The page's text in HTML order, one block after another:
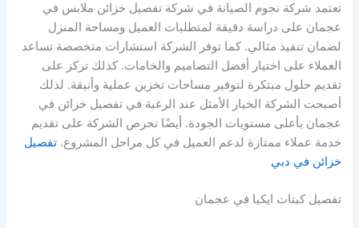
تعتمد شركة نجوم الصيانة في شركة تفصيل خزائن ملابس في
عجمان على دراسة دقيقة لمتطلبات العميل ومساحة المنزل
لضمان تنفيذ مثالي. كما توفر الشركة استشارات متخصصة تساعد
العملاء على اختيار أفضل التصاميم والخامات. كذلك تركز على
تقديم حلول مبتكرة لتوفير مساحات تخزين عملية وأنيقة. لذلك
أصبحت الشركة الخيار الأمثل عند الرغبة في تفصيل خزائن في
عجمان بأعلى مستويات الجودة. أيضًا تحرص الشركة على تقديم
خدمة عملاء ممتازة لدعم العميل في كل مراحل المشروع.تفصيل
خزائن في دبي
تفصيل كبتات ايكيا في عجمان